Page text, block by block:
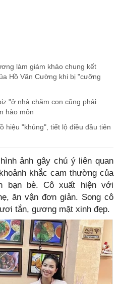
làm giám khảo chung kết
Hồ Văn Cường khi bị "cưỡng
"ở nhà chăm con cũng phải
hào môn
hiệu "khủng", tiết lộ điều đầu tiên
ảnh gây chú ý liên quan
khắc cam thường của
bạn bè. Cô xuất hiện với
ăn vận đơn giản. Song cô
tắn, gương mặt xinh đẹp.